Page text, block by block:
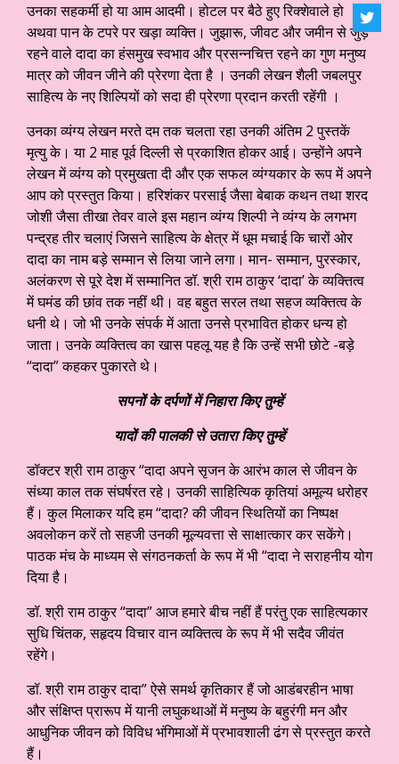
उनका सहकर्मी हो या आम आदमी। होटल पर बैठे हुए रिक्शेवाले हो
अथवा पान के टपरे पर खड़ा व्यक्ति। जुझारू, जीवट और जमीन से जुड़े
रहने वाले दादा का हंसमुख स्वभाव और प्रसन्नचित्त रहने का गुण मनुष्य
मात्र को जीवन जीने की प्रेरणा देता है । उनकी लेखन शैली जबलपुर
साहित्य के नए शिल्पियों को सदा ही प्रेरणा प्रदान करती रहेंगी ।
उनका व्यंग्य लेखन मरते दम तक चलता रहा उनकी अंतिम 2 पुस्तकें
मृत्यु के। या 2 माह पूर्व दिल्‍ली से प्रकाशित होकर आई। उन्होंने अपने
लेखन में व्यंग्य को प्रमुखता दी और एक सफल व्यंग्यकार के रूप में अपने
आप को प्रस्तुत किया। हरिशंकर परसाई जैसा बेबाक कथन तथा शरद
जोशी जैसा तीखा तेवर वाले इस महान व्यंग्य शिल्पी ने व्यंग्य के लगभग
पन्द्रह तीर चलाएं जिसने साहित्य के क्षेत्र में धूम मचाई कि चारों ओर
दादा का नाम बड़े सम्मान से लिया जाने लगा। मान- सम्मान, पुरस्कार,
अलंकरण से पूरे देश में सम्मानित डॉ. श्री राम ठाकुर ‘दादा’ के व्यक्तित्व
में घमंड की छांव तक नहीं थी। वह बहुत सरल तथा सहज व्यक्तित्व के
धनी थे। जो भी उनके संपर्क में आता उनसे प्रभावित होकर धन्य हो
जाता। उनके व्यक्तित्व का खास पहलू यह है कि उन्हें सभी छोटे -बड़े
“दादा” कहकर पुकारते थे।
सपनों के दर्पणों में निहारा किए तुम्हें
यादों की पालकी से उतारा किए तुम्हें
डॉक्टर श्री राम ठाकुर “दादा अपने सृजन के आरंभ काल से जीवन के
संध्या काल तक संघर्षरत रहे। उनकी साहित्यिक कृतियां अमूल्य धरोहर
हैं। कुल मिलाकर यदि हम “दादा? की जीवन स्थितियों का निष्पक्ष
अवलोकन करें तो सहजी उनकी मूल्यवत्ता से साक्षात्कार कर सकेंगे।
पाठक मंच के माध्यम से संगठनकर्ता के रूप में भी “दादा ने सराहनीय योग
दिया है।
डॉ. श्री राम ठाकुर “दादा” आज हमारे बीच नहीं हैं परंतु एक साहित्यकार
सुधि चिंतक, सहृदय विचार वान व्यक्तित्व के रूप में भी सदैव जीवंत
रहेंगे।
डॉ. श्री राम ठाकुर दादा” ऐसे समर्थ कृतिकार हैं जो आडंबरहीन भाषा
और संक्षिप्त प्रारूप में यानी लघुकथाओं में मनुष्य के बहुरंगी मन और
आधुनिक जीवन को विविध भंगिमाओं में प्रभावशाली ढंग से प्रस्तुत करते
हैं।